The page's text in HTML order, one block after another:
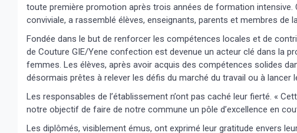
toute première promotion après trois années de formation
conviviale, a rassemblé élèves, enseignants, parents et membres de
Fondée dans le but de renforcer les compétences locales et de
de Couture GIE/Yene confection est devenue un acteur clé dans la
femmes. Les élèves, après avoir acquis des compétences solides
désormais prêtes à relever les défis du marché du travail ou à lancer
Les responsables de l’établissement n’ont pas caché leur fierté. «
notre objectif de faire de notre commune un pôle d’excellence en
Les diplômés, visiblement émus, ont exprimé leur gratitude envers